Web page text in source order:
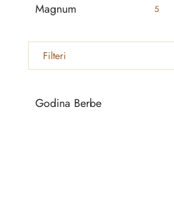
Magnum 5
Filteri
Godina Berbe